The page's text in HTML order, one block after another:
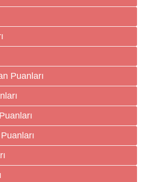
Puanları